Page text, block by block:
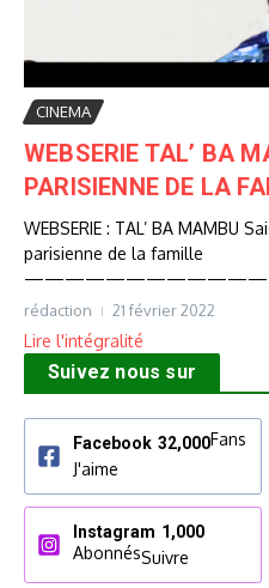
CINEMA
WEBSERIE TAL’ BA
PARISIENNE DE LA
WEBSERIE : TAL’ BA MAMBU
parisienne de la famille
rédaction 21 février 2022
Lire l'intégralité
Suivez nous sur
Facebook 32,000Fans
J'aime
Instagram 1,000
AbonnésSuivre